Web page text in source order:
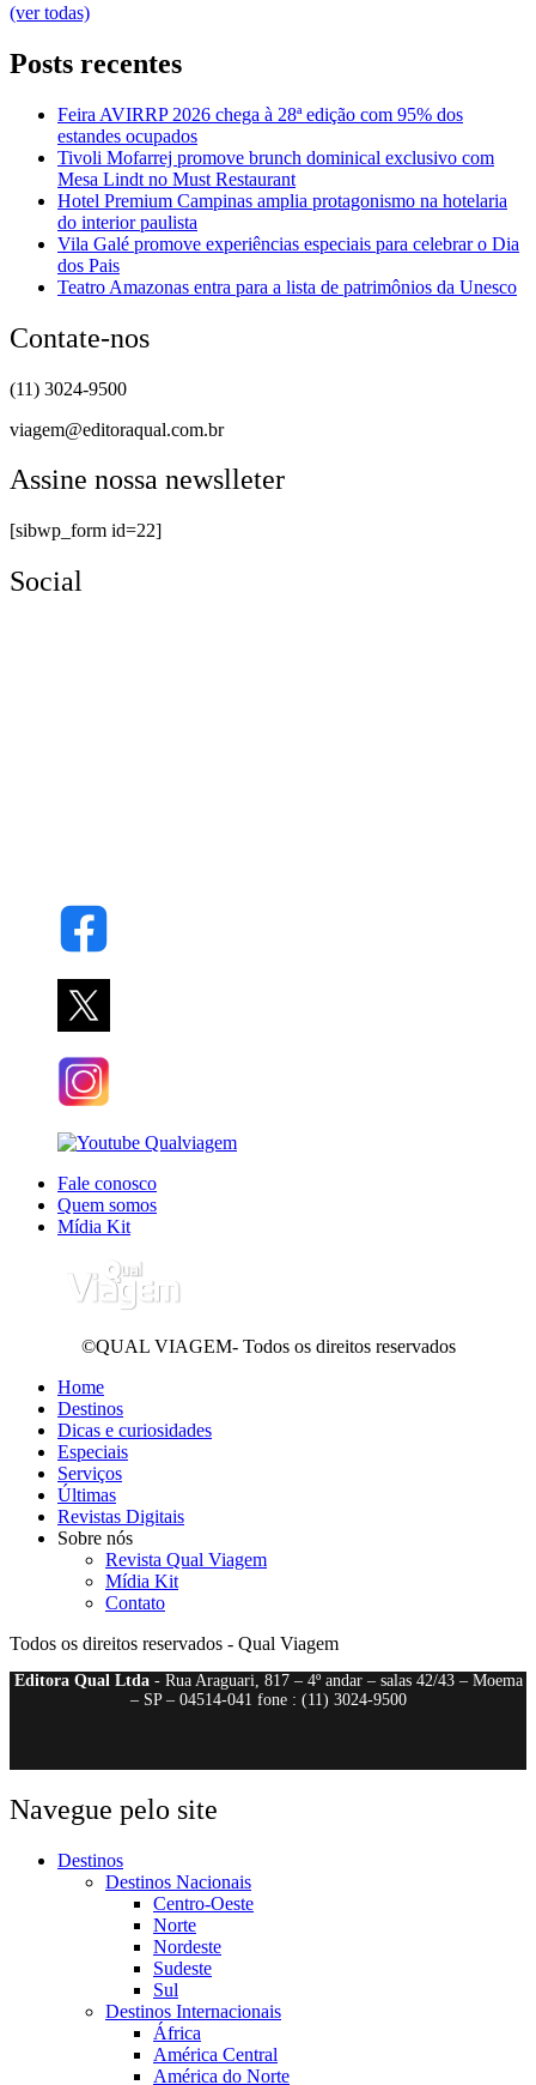
(ver todas)
Posts recentes
Feira AVIRRP 2026 chega à 28ª edição com 95% dos
estandes ocupados
Tivoli Mofarrej promove brunch dominical exclusivo com
Mesa Lindt no Must Restaurant
Hotel Premium Campinas amplia protagonismo na hotelaria
do interior paulista
Vila Galé promove experiências especiais para celebrar o Dia
dos Pais
Teatro Amazonas entra para a lista de patrimônios da Unesco
Contate-nos
(11) 3024-9500
viagem@editoraqual.com.br
Assine nossa newslleter
[sibwp_form id=22]
Social
Fale conosco
Quem somos
Mídia Kit
©QUAL VIAGEM- Todos os direitos reservados
Home
Destinos
Dicas e curiosidades
Especiais
Serviços
Últimas
Revistas Digitais
Sobre nós
Revista Qual Viagem
Mídia Kit
Contato
Todos os direitos reservados - Qual Viagem
Editora Qual Ltda- Rua Araguari, 817 – 4º andar – salas 42/43 – Moema
– SP – 04514-041 fone : (11) 3024-9500
Navegue pelo site
Destinos
Destinos Nacionais
Centro-Oeste
Norte
Nordeste
Sudeste
Sul
Destinos Internacionais
África
América Central
América do Norte